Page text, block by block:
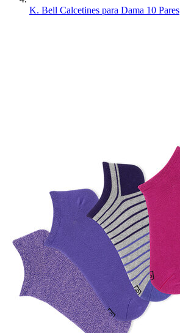
K. Bell Calcetines para Dama 10 Pares